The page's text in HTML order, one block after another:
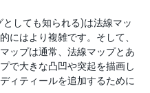
しても知られる)は法線マッ
にはより複雑です。そして、
ップは通常、法線マップとあ
で大きな凸凹や突起を描画し
ィティールを追加するために